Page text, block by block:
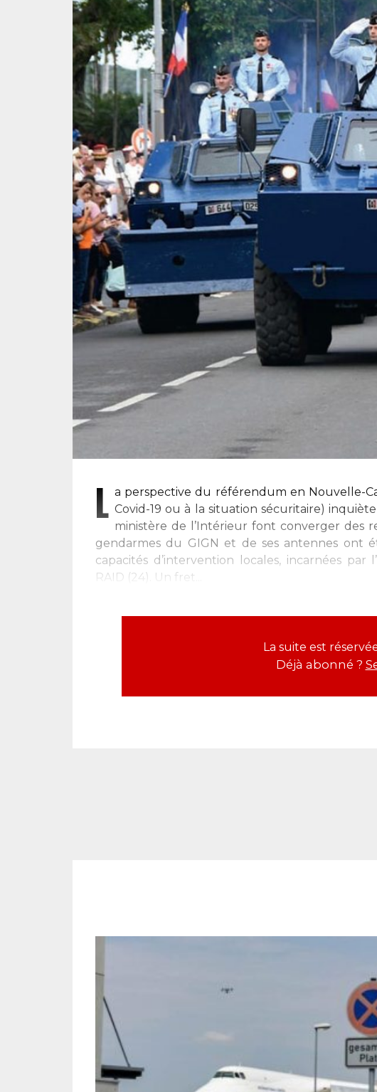
L a perspective du référendum en Nouvelle-
Covid-19 ou à la situation sécuritaire)
ministère de l’Intérieur font converger des
gendarmes du GIGN et de ses antennes ont
capacités d’intervention locales, incarnées
RAID (24). Un fret...
La suite est
Déjà abonné ?